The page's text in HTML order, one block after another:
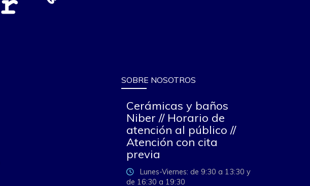
SOBRE NOSOTROS
Cerámicas y baños
Niber // Horario de
atención al público //
Atención con cita
previa
Lunes-Viernes: de 9:30 a 13:30 y
de 16:30 a 19:30